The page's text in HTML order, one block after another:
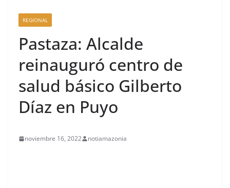
REGIONAL
Pastaza: Alcalde
reinauguró centro de
salud básico Gilberto
Díaz en Puyo
noviembre 16, 2022 notiamazonia